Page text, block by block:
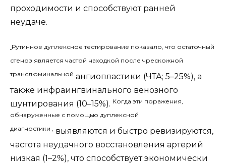
проходимости и способствуют ранней
неудаче.
Рутинное дуплексное тестирование показало, что остаточный
стеноз является частой находкой после чрескожной
транслюминальной ангиопластики (ЧТА; 5–25%), а
также инфраингвинального венозного
шунтирования (10–15%). Когда эти поражения,
обнаруженные с помощью дуплексной
диагностики , выявляются и быстро ревизируются,
частота неудачного восстановления артерий
низкая (1–2%), что способствует экономически